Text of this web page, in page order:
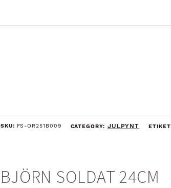
SKU: FS-OR251B009 CATEGORY: JULPYNT
BJÖRN SOLDAT 24CM